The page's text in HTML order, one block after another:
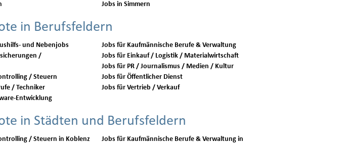
Jobs in Simmern
in Berufsfeldern
und Nebenjobs
/
/ Steuern
/ Techniker
Entwicklung
Jobs für Kaufmännische Berufe & Verwaltung
Jobs für Einkauf / Logistik / Materialwirtschaft
Jobs für PR / Journalismus / Medien / Kultur
Jobs für Öffentlicher Dienst
Jobs für Vertrieb / Verkauf
in Städten und Berufsfeldern
Jobs für Finanzen / Controlling / Steuern in Koblenz
Jobs für Kaufmännische Berufe & Verwaltung in